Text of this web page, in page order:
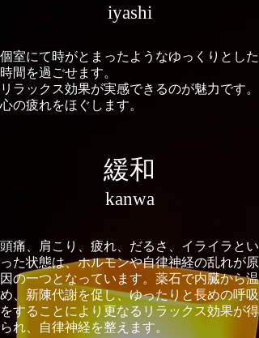
iyashi
個室にて時がとまったようなゆっくりとした
時間を過ごせます。
リラックス効果が実感できるのが魅力です。
心の疲れをほぐします。
緩和
kanwa
頭痛、肩こり、疲れ、だるさ、イライラとい
った状態は、ホルモンや自律神経の乱れが原
因の一つとなっています。薬石で内臓から温
め、新陳代謝を促し、ゆったりと長めの呼吸
をすることにより更なるリラックス効果が得
られ、自律神経を整えます。